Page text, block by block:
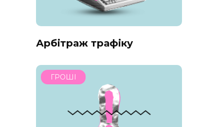
Арбітраж трафіку
ГРОШІ